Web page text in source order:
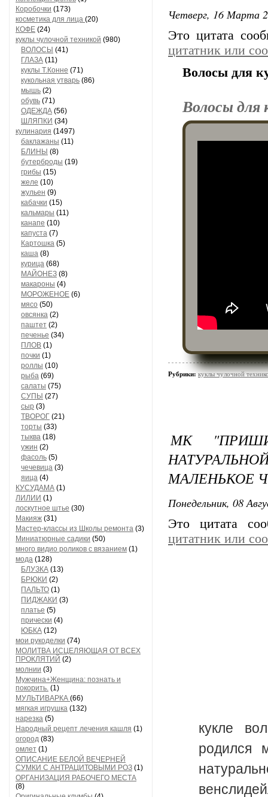
Коробочки (173)
косметика для лица (20)
КОФЕ (24)
куклы чулочной техникой (980)
ВОЛОСЫ (41)
ГЛАЗА (11)
куклы Т.Конне (71)
кукольная утварь (86)
мышь (2)
обувь (71)
ОДЕЖДА (56)
ШЛЯПКИ (34)
кулинария (1497)
баклажаны (11)
БЛИНЫ (8)
бутерброды (19)
грибы (15)
желе (10)
жульен (9)
кабачки (15)
кальмары (11)
канапе (10)
капуста (7)
Картошка (5)
каша (8)
курица (68)
МАЙОНЕЗ (8)
макароны (4)
МОРОЖЕНОЕ (6)
мясо (50)
овсянка (2)
паштет (2)
печенье (34)
ПЛОВ (1)
почки (1)
роллы (10)
рыба (69)
салаты (75)
СУПЫ (27)
сыр (3)
ТВОРОГ (21)
торты (33)
тыква (18)
ужин (2)
фасоль (5)
чечевица (3)
яица (4)
КУСУДАМА (1)
ЛИЛИИ (1)
лоскутное штье (30)
Макияж (31)
Мастер-классы из Школы ремонта (3)
Миниатюрные садики (50)
много видио роликов с вязанием (1)
мода (128)
БЛУЗКА (13)
БРЮКИ (2)
ПАЛЬТО (1)
ПИДЖАКИ (3)
платье (5)
прически (4)
ЮБКА (12)
мои рукоделки (74)
МОЛИТВА ИСЦЕЛЯЮЩАЯ ОТ ВСЕХ
ПРОКЛЯТИЙ (2)
молнии (3)
Мужчина+Женщина: познать и
покорить. (1)
МУЛЬТИВАРКА (66)
мягкая игрушка (132)
нарезка (5)
Народный рецепт лечения кашля (1)
огород (83)
омлет (1)
ОПИСАНИЕ БЕЛОЙ ВЕЧЕРНЕЙ
СУМКИ С АНТРАЦИТОВЫМИ РОЗ (1)
ОРГАНИЗАЦИЯ РАБОЧЕГО МЕСТА
(8)
Четверг, 16 Марта
Это цитата
цитатник или
Волосы для
Волосы для
Рубрики: куклы чулочной
МК
МАЛЕНЬКОЕ
Понедельник, 08
Это цитата
цитатник или
кукле
родился